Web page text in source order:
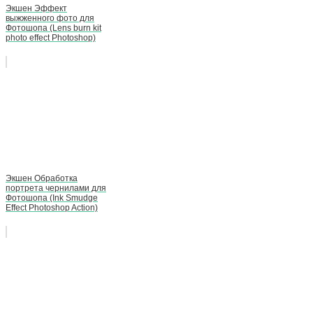
Экшен Эффект
выжженного фото для
Фотошопа (Lens burn kit
photo effect Photoshop)
Экшен Обработка
портрета чернилами для
Фотошопа (Ink Smudge
Effect Photoshop Action)